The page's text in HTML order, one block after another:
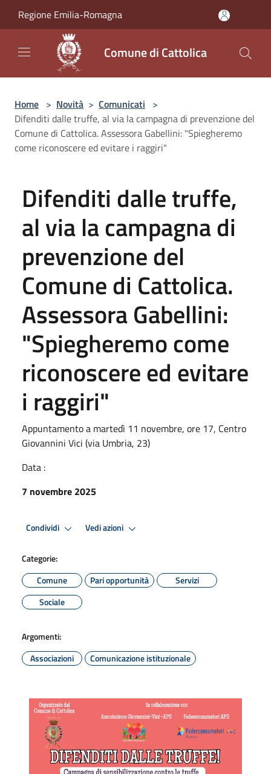
Regione Emilia-Romagna
Comune di Cattolica
Home > Novità > Comunicati >
Difenditi dalle truffe, al via la campagna di prevenzione del
Comune di Cattolica. Assessora Gabellini: "Spiegheremo
come riconoscere ed evitare i raggiri"
Difenditi dalle truffe,
al via la campagna di
prevenzione del
Comune di Cattolica.
Assessora Gabellini:
"Spiegheremo come
riconoscere ed evitare
i raggiri"
Appuntamento a martedì 11 novembre, ore 17, Centro
Giovannini Vici (via Umbria, 23)
Data :
7 novembre 2025
Condividi Vedi azioni
Categorie:
Comune
Pari opportunità
Servizi
Sociale
Argomenti:
Associazioni
Comunicazione istituzionale